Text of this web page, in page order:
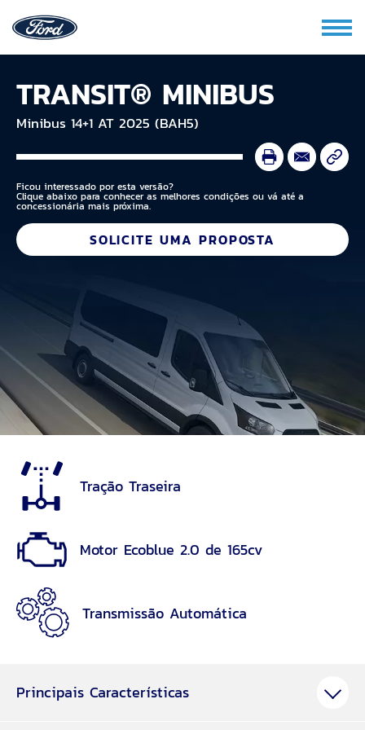
TRANSIT® MINIBUS
Minibus 14+1 AT 2025 (BAH5)
Ficou interessado por esta versão?
Clique abaixo para conhecer as melhores condições ou vá até a
concessionária mais próxima.
SOLICITE UMA PROPOSTA
Tração Traseira
Motor Ecoblue 2.0 de 165cv
Transmissão Automática
Principais Características